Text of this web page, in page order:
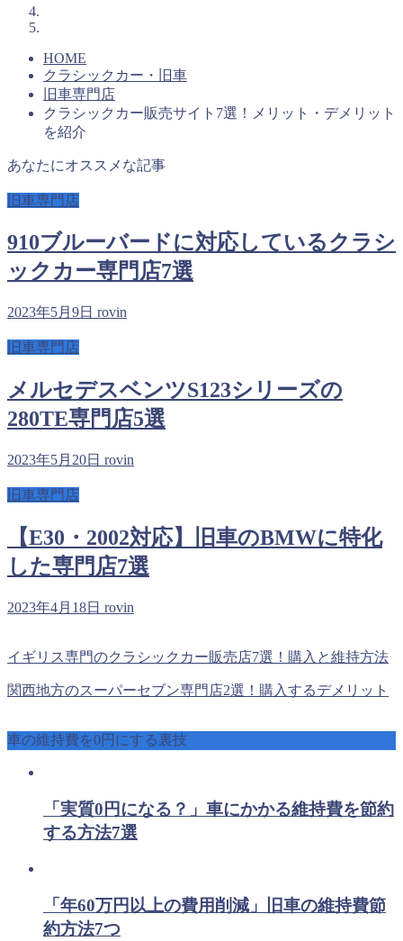
HOME
クラシックカー・旧車
旧車専門店
クラシックカー販売サイト7選！メリット・デメリット
を紹介
あなたにオススメな記事
旧車専門店
910ブルーバードに対応しているクラシ
ックカー専門店7選
2023年5月9日 rovin
旧車専門店
メルセデスベンツS123シリーズの
280TE専門店5選
2023年5月20日 rovin
旧車専門店
【E30・2002対応】旧車のBMWに特化
した専門店7選
2023年4月18日 rovin
イギリス専門のクラシックカー販売店7選！購入と維持方法
関西地方のスーパーセブン専門店2選！購入するデメリット
車の維持費を0円にする裏技
「実質0円になる？」車にかかる維持費を節約
する方法7選
「年60万円以上の費用削減」旧車の維持費節
約方法7つ